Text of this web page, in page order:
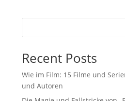
Recent Posts
Wie im Film: 15 Filme und
und Autoren